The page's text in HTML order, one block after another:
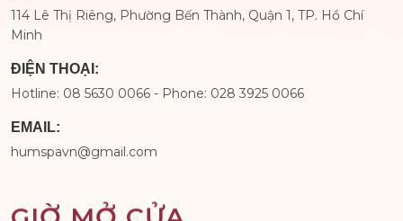
114 Lê Thị Riêng, Phường Bến Thành, Quận 1, TP. Hồ Chí
Minh
ĐIỆN THOẠI:
Hotline: 08 5630 0066 - Phone: 028 3925 0066
EMAIL:
humspavn@gmail.com